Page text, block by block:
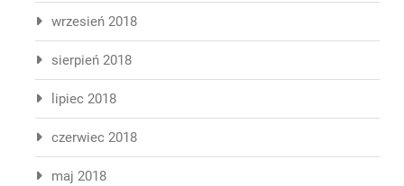
wrzesień 2018
sierpień 2018
lipiec 2018
czerwiec 2018
maj 2018